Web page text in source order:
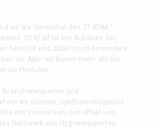
wir als Hersteller des STAT IM
STAT IMist ein Autoklav der
besticht und dabei noch besonders
ist. Aber wir bieten mehr als nur
Produkte.
und
wir dentale, ophthalmologische
mit innovativen und effektiven
Netzwerk aus Hygieneexperten